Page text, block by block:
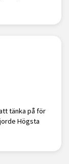
tänka på för
Högsta